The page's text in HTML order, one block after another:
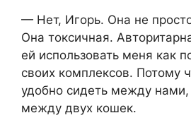
— Нет, Игорь. Она не
Она токсичная.
ей использовать меня как
своих комплексов. Потому
удобно сидеть между нами,
между двух кошек.